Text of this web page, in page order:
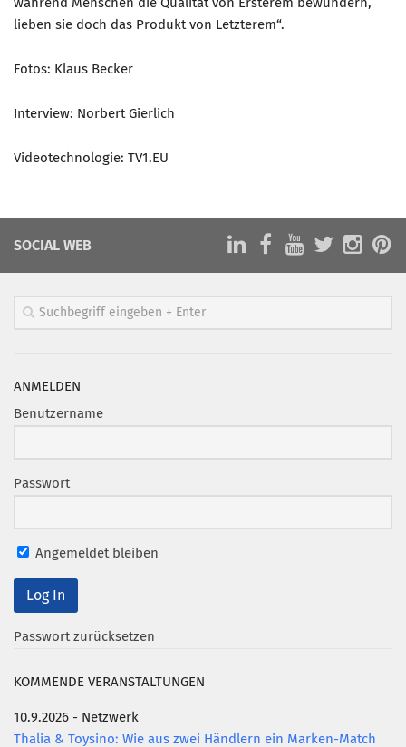
während Menschen die Qualität von Ersterem bewundern,
lieben sie doch das Produkt von Letzterem“.
Fotos: Klaus Becker
Interview: Norbert Gierlich
Videotechnologie: TV1.EU
SOCIAL WEB
ANMELDEN
Benutzername
Passwort
Angemeldet bleiben
Passwort zurücksetzen
KOMMENDE VERANSTALTUNGEN
10.9.2026 - Netzwerk
Thalia & Toysino: Wie aus zwei Händlern ein Marken-Match